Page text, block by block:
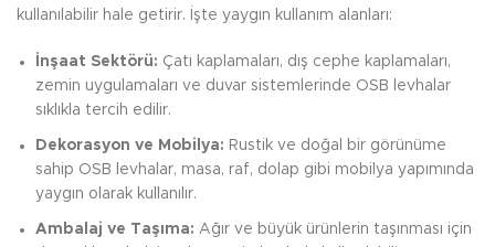
kullanılabilir hale getirir. İşte yaygın kullanım alanları:
İnşaat Sektörü: Çatı kaplamaları, dış cephe kaplamaları,
zemin uygulamaları ve duvar sistemlerinde OSB levhalar
sıklıkla tercih edilir.
Dekorasyon ve Mobilya: Rustik ve doğal bir görünüme
sahip OSB levhalar, masa, raf, dolap gibi mobilya yapımında
yaygın olarak kullanılır.
Ambalaj ve Taşıma: Ağır ve büyük ürünlerin taşınması için